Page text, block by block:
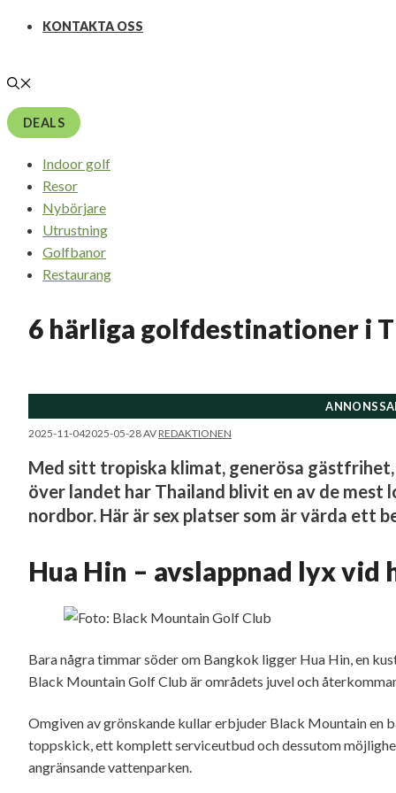
KONTAKTA OSS
DEALS
Indoor golf
Resor
Nybörjare
Utrustning
Golfbanor
Restaurang
6 härliga golfdestinationer i
2025-11-042025-05-28AVREDAKTIONEN
Med sitt tropiska klimat, generösa
över landet har Thailand blivit en av de
nordbor. Här är sex platser som är värda ett
Hua Hin – avslappnad lyx vid
Bara några timmar söder om Bangkok ligger Hua Hin, en
Black Mountain Golf Club är områdets juvel och
Omgiven av grönskande kullar erbjuder Black Mountain en
toppskick, ett komplett serviceutbud och dessutom
angränsande vattenparken.